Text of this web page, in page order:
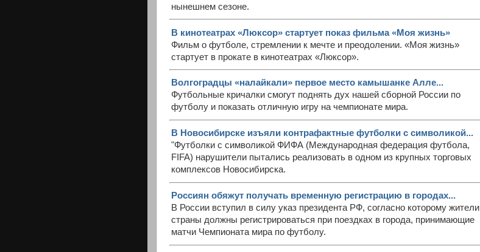
нынешнем сезоне.
В кинотеатрах «Люксор» стартует показ фильма «Моя жизнь»
Фильм о футболе, стремлении к мечте и преодолении. «Моя жизнь»
стартует в прокате в кинотеатрах «Люксор».
Волгоградцы «налайкали» первое место камышанке Алле...
Футбольные кричалки смогут поднять дух нашей сборной России по
футболу и показать отличную игру на чемпионате мира.
В Новосибирске изъяли контрафактные футболки с символикой...
"Футболки с символикой ФИФА (Международная федерация футбола,
FIFA) нарушители пытались реализовать в одном из крупных торговых
комплексов Новосибирска.
Россиян обяжут получать временную регистрацию в городах...
В России вступил в силу указ президента РФ, согласно которому жители
страны должны регистрироваться при поездках в города, принимающие
матчи Чемпионата мира по футболу.